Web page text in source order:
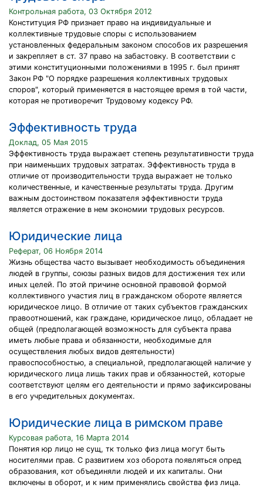
Контрольная работа, 03 Октября 2012
Конституция РФ признает право на индивидуальные и
коллективные трудовые споры с использованием
установленных федеральным законом способов их разрешения
и закрепляет в ст. 37 право на забастовку. В соответствии с
этими конституционными положениями в 1995 г. был принят
Закон РФ "О порядке разрешения коллективных трудовых
споров", который применяется в настоящее время в той части,
которая не противоречит Трудовому кодексу РФ.
Эффективность труда
Доклад, 05 Мая 2015
Эффективность труда выражает степень результативности труда
при наименьших трудовых затратах. Эффективность труда в
отличие от производительности труда выражает не только
количественные, и качественные результаты труда. Другим
важным достоинством показателя эффективности труда
является отражение в нем экономии трудовых ресурсов.
Юридические лица
Реферат, 06 Ноября 2014
Жизнь общества часто вызывает необходимость объединения
людей в группы, союзы разных видов для достижения тех или
иных целей. По этой причине основной правовой формой
коллективного участия лиц в гражданском обороте является
юридическое лицо. В отличие от таких субъектов гражданских
правоотношений, как граждане, юридическое лицо, обладает не
общей (предполагающей возможность для субъекта права
иметь любые права и обязанности, необходимые для
осуществления любых видов деятельности)
правоспособностью, а специальной, предполагающей наличие у
юридического лица лишь таких прав и обязанностей, которые
соответствуют целям его деятельности и прямо зафиксированы
в его учредительных документах.
Юридические лица в римском праве
Курсовая работа, 16 Марта 2014
Понятия юр лицо не сущ, тк только физ лица могут быть
носителями прав. С развитием хоз оборота появляться опред
образования, кот объединяли людей и их капиталы. Они
включены в оборот, и к ним применялись свойства физ лица.